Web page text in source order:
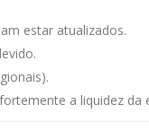
estar atualizados.
a liquidez da